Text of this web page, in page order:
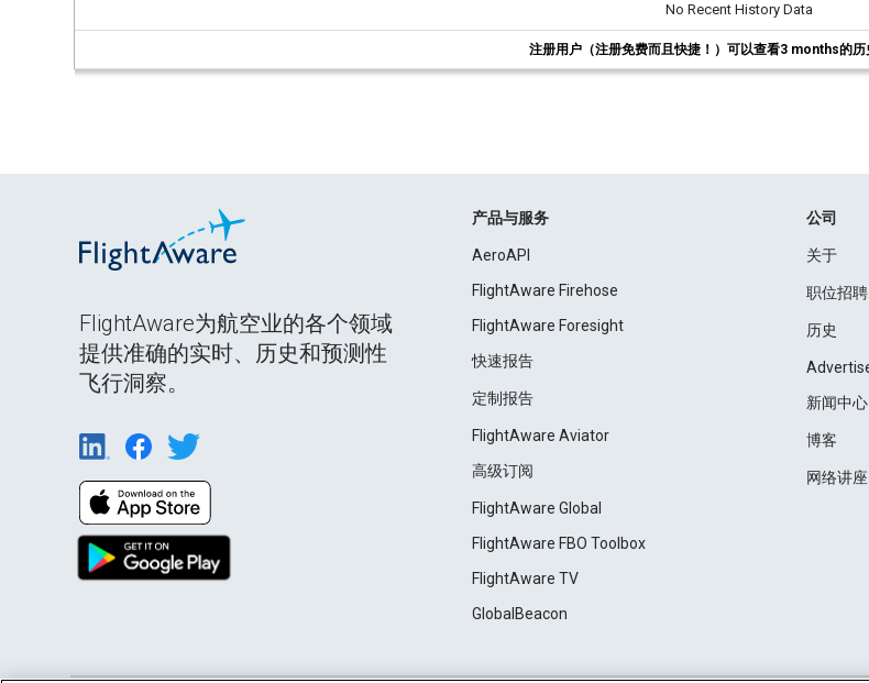
No Recent History Data
注册用户（注册免费而且快捷！）可以查看3 months的
FlightAware为航空业的各个领域
提供准确的实时、历史和预测性
飞行洞察。
产品与服务
AeroAPI
FlightAware Firehose
FlightAware Foresight
快速报告
定制报告
FlightAware Aviator
高级订阅
FlightAware Global
FlightAware FBO Toolbox
FlightAware TV
GlobalBeacon
公司
关于
职位招聘
历史
新闻中心
博客
网络讲座